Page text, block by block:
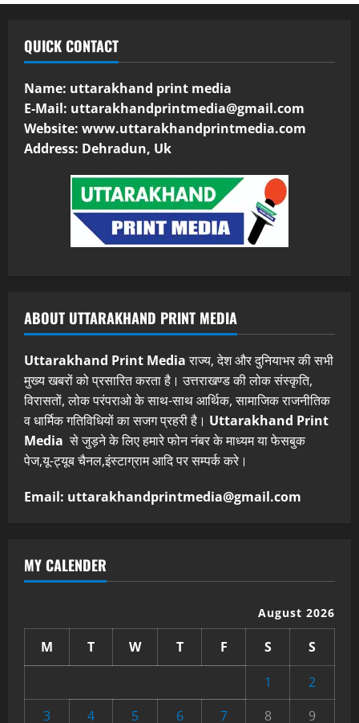
QUICK CONTACT
Name: uttarakhand print media
E-Mail: uttarakhandprintmedia@gmail.com
Website: www.uttarakhandprintmedia.com
Address: Dehradun, Uk
ABOUT UTTARAKHAND PRINT MEDIA
Uttarakhand Print Mediaराज्य, देश और दुनियाभर की सभी
मुख्य खबरों को प्रसारित करता है। उत्तराखण्ड की लोक संस्कृति,
विरासतों, लोक परंपराओ के साथ-साथ आर्थिक, सामाजिक राजनीतिक
व धार्मिक गतिविधियों का सजग प्रहरी है। Uttarakhand Print
Media से जुड़ने के लिए हमारे फोन नंबर के माध्यम या फेसबुक
पेज,यू-ट्यूब चैनल,इंस्टाग्राम आदि पर सम्पर्क करे।
Email: uttarakhandprintmedia@gmail.com
MY CALENDER
August 2026
M T W T F S
S
1
2
3
4 5 6 7 8 9